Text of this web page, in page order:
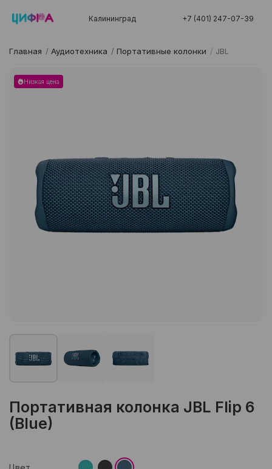
Калининград +7 (401) 247-07-39
Главная / Аудиотехника / Портативные колонки / JBL
Низкая цена
Портативная колонка JBL Flip 6
(Blue)